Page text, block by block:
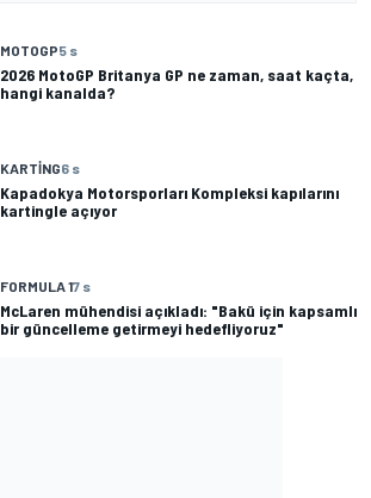
MOTOGP5 s
2026 MotoGP Britanya GP ne zaman, saat kaçta,
hangi kanalda?
KARTING6 s
Kapadokya Motorsporları Kompleksi kapılarını
kartingle açıyor
FORMULA 17 s
McLaren mühendisi açıkladı: "Bakü için kapsamlı
bir güncelleme getirmeyi hedefliyoruz"